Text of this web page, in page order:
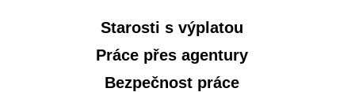
Starosti s výplatou
Práce přes agentury
Bezpečnost práce